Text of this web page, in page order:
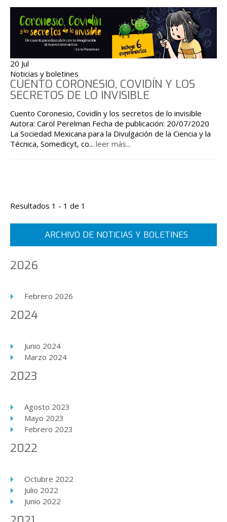
20 Jul
Noticias y boletines
CUENTO CORONESIO, COVIDÍN Y LOS
SECRETOS DE LO INVISIBLE
Cuento Coronesio, Covidín y los secretos de lo invisible
Autora: Carol Perelman Fecha de publicación: 20/07/2020
La Sociedad Mexicana para la Divulgación de la Ciencia y la
Técnica, Somedicyt, co... leer más...
Resultados 1 - 1 de 1
ARCHIVO DE NOTICIAS Y BOLETINES
2026
Febrero 2026
2024
Junio 2024
Marzo 2024
2023
Agosto 2023
Mayo 2023
Febrero 2023
2022
Octubre 2022
Julio 2022
Junio 2022